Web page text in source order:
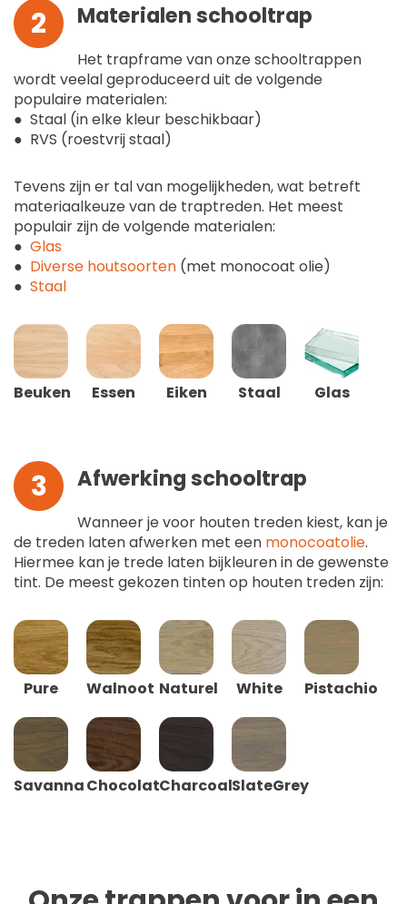
2 Materialen schooltrap
Het trapframe van onze schooltrappen
wordt veelal geproduceerd uit de volgende
populaire materialen:
● Staal (in elke kleur beschikbaar)
● RVS (roestvrij staal)
Tevens zijn er tal van mogelijkheden, wat betreft
materiaalkeuze van de traptreden. Het meest
populair zijn de volgende materialen:
● Glas
● Diverse houtsoorten (met monocoat olie)
● Staal
Beuken Essen Eiken Staal Glas
3 Afwerking schooltrap
Wanneer je voor houten treden kiest, kan je
de treden laten afwerken met een monocoatolie.
Hiermee kan je trede laten bijkleuren in de gewenste
tint. De meest gekozen tinten op houten treden zijn:
Pure Walnoot Naturel White Pistachio
SavannaChocolatCharcoalSlateGrey